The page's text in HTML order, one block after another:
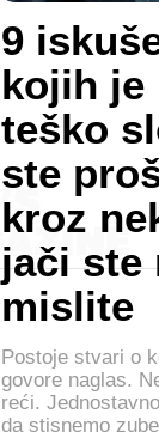
9
kojih je
teško
ste
kroz
jači ste
mislite
Postoje stvari o
govore naglas.
reći.
da stisnemo